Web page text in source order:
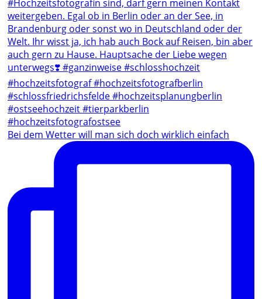
Bei dem Wetter will man sich doch wirklich einfach